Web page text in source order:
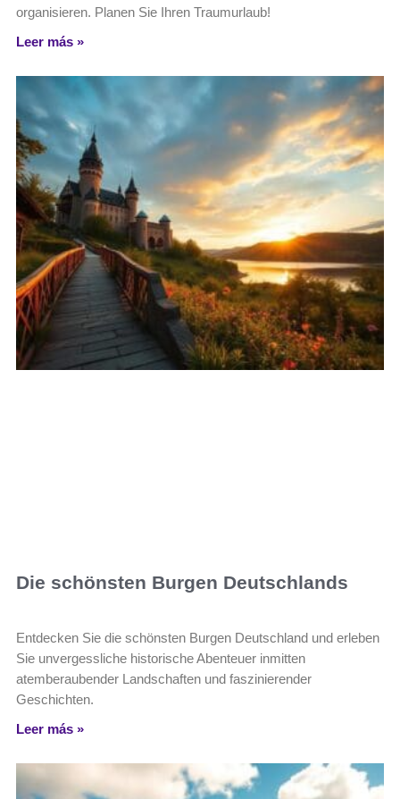
organisieren. Planen Sie Ihren Traumurlaub!
Leer más »
Die schönsten Burgen Deutschlands
Entdecken Sie die schönsten Burgen Deutschland und erleben
Sie unvergessliche historische Abenteuer inmitten
atemberaubender Landschaften und faszinierender
Geschichten.
Leer más »